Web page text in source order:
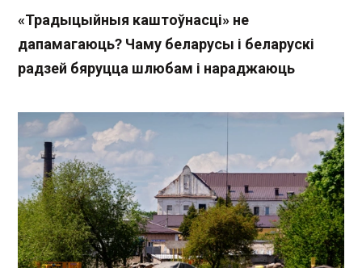
«Традыцыйныя каштоўнасці» не
дапамагаюць? Чаму беларусы і беларускі
радзей бяруцца шлюбам і нараджаюць